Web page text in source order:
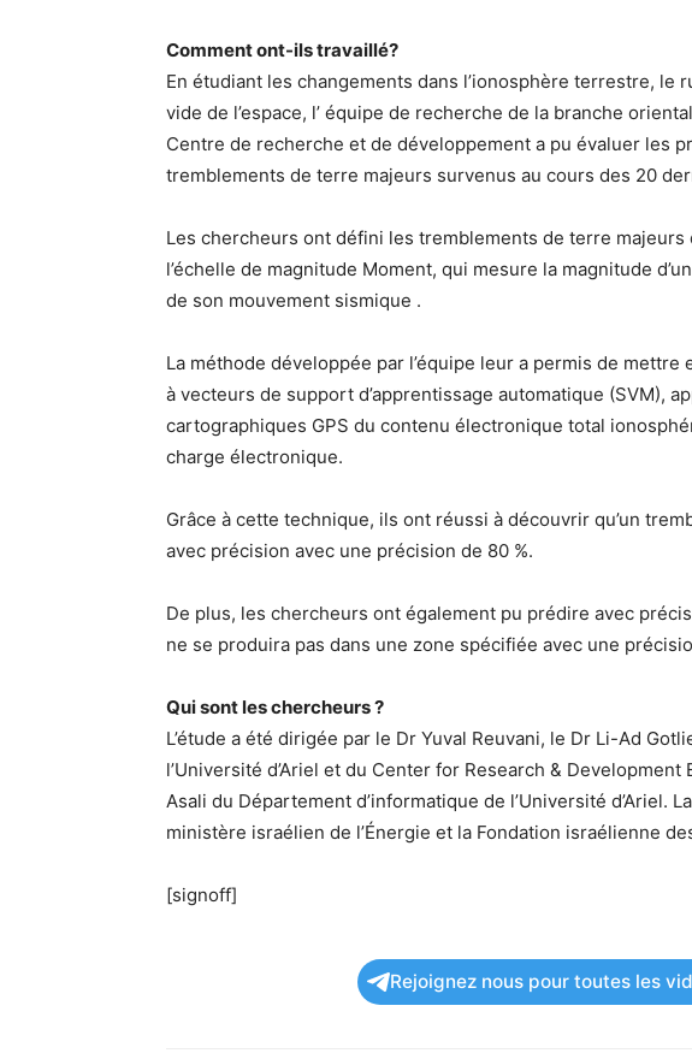
Comment ont-ils travaillé?
En étudiant les changements dans l’ionosphère terrestre, le
vide de l’espace, l’ équipe de recherche de la branche
Centre de recherche et de développement a pu évaluer les
tremblements de terre majeurs survenus au cours des 20
Les chercheurs ont défini les tremblements de terre majeurs
l’échelle de magnitude Moment, qui mesure la magnitude
de son mouvement sismique .
La méthode développée par l’équipe leur a permis de
à vecteurs de support d’apprentissage automatique (SVM),
cartographiques GPS du contenu électronique total
charge électronique.
Grâce à cette technique, ils ont réussi à découvrir qu’un
avec précision avec une précision de 80 %.
De plus, les chercheurs ont également pu prédire avec
ne se produira pas dans une zone spécifiée avec une
Qui sont les chercheurs ?
L’étude a été dirigée par le Dr Yuval Reuvani, le Dr Li-Ad
l’Université d’Ariel et du Center for Research &
Asali du Département d’informatique de l’Université d’Ariel.
ministère israélien de l’Énergie et la Fondation israélienne
[signoff]
Rejoignez nous pour toutes les